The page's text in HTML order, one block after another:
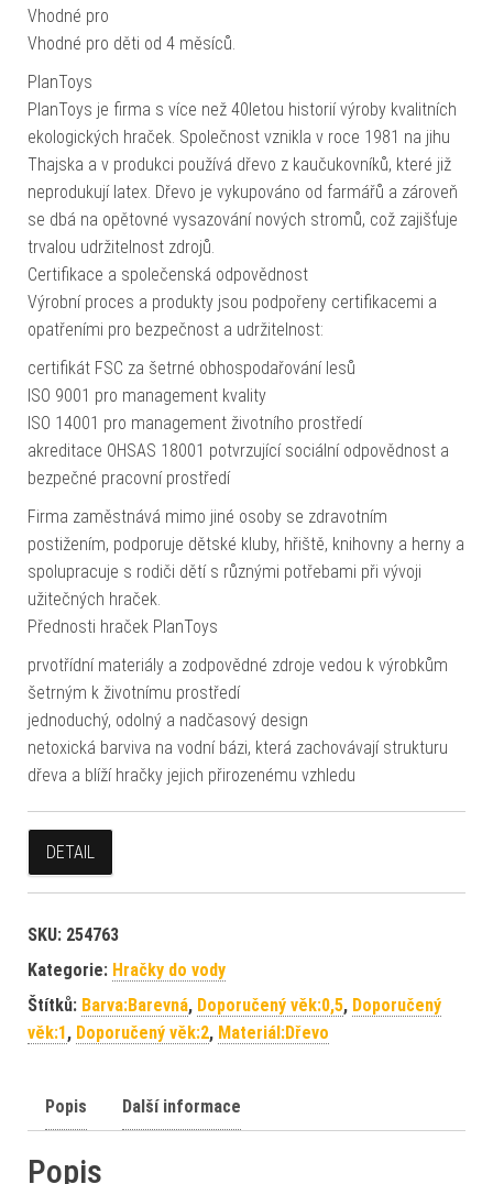
Vhodné pro
Vhodné pro děti od 4 měsíců.
PlanToys
PlanToys je firma s více než 40letou historií výroby kvalitních
ekologických hraček. Společnost vznikla v roce 1981 na jihu
Thajska a v produkci používá dřevo z kaučukovníků, které již
neprodukují latex. Dřevo je vykupováno od farmářů a zároveň
se dbá na opětovné vysazování nových stromů, což zajišťuje
trvalou udržitelnost zdrojů.
Certifikace a společenská odpovědnost
Výrobní proces a produkty jsou podpořeny certifikacemi a
opatřeními pro bezpečnost a udržitelnost:
certifikát FSC za šetrné obhospodařování lesů
ISO 9001 pro management kvality
ISO 14001 pro management životního prostředí
akreditace OHSAS 18001 potvrzující sociální odpovědnost a
bezpečné pracovní prostředí
Firma zaměstnává mimo jiné osoby se zdravotním
postižením, podporuje dětské kluby, hřiště, knihovny a herny a
spolupracuje s rodiči dětí s různými potřebami při vývoji
užitečných hraček.
Přednosti hraček PlanToys
prvotřídní materiály a zodpovědné zdroje vedou k výrobkům
šetrným k životnímu prostředí
jednoduchý, odolný a nadčasový design
netoxická barviva na vodní bázi, která zachovávají strukturu
dřeva a blíží hračky jejich přirozenému vzhledu
DETAIL
SKU: 254763
Kategorie: Hračky do vody
Štítků: Barva:Barevná, Doporučený věk:0,5, Doporučený
věk:1, Doporučený věk:2, Materiál:Dřevo
Popis Další informace
Popis